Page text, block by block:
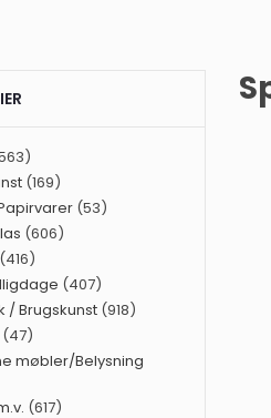
(169)
(53)
(606)
(416)
(407)
/ Brugskunst (918)
(47)
møbler/Belysning
(617)